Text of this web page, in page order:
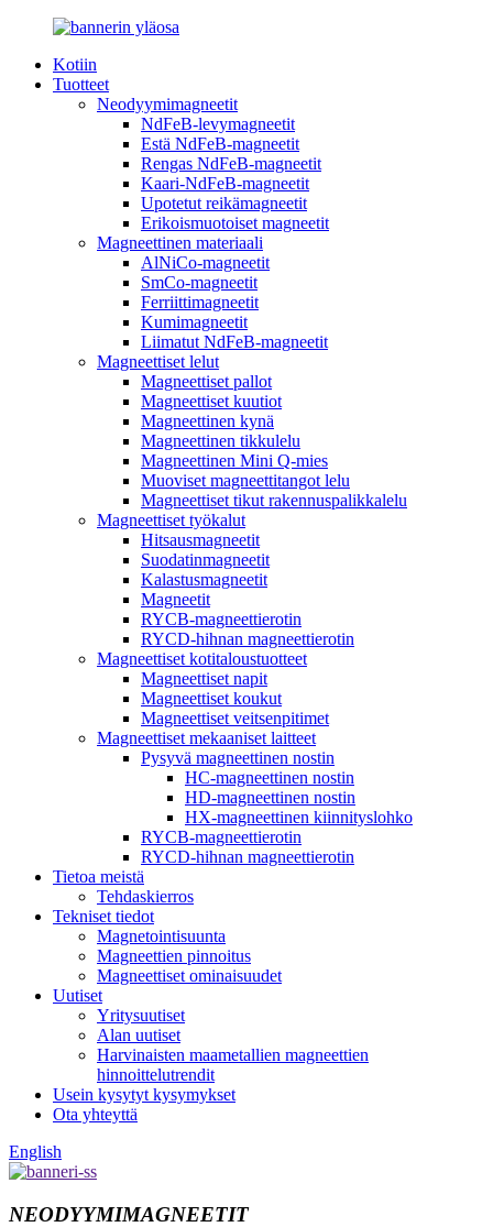
Kotiin
Tuotteet
Neodyymimagneetit
NdFeB-levymagneetit
Estä NdFeB-magneetit
Rengas NdFeB-magneetit
Kaari-NdFeB-magneetit
Upotetut reikämagneetit
Erikoismuotoiset magneetit
Magneettinen materiaali
AlNiCo-magneetit
SmCo-magneetit
Ferriittimagneetit
Kumimagneetit
Liimatut NdFeB-magneetit
Magneettiset lelut
Magneettiset pallot
Magneettiset kuutiot
Magneettinen kynä
Magneettinen tikkulelu
Magneettinen Mini Q-mies
Muoviset magneettitangot lelu
Magneettiset tikut rakennuspalikkalelu
Magneettiset työkalut
Hitsausmagneetit
Suodatinmagneetit
Kalastusmagneetit
Magneetit
RYCB-magneettierotin
RYCD-hihnan magneettierotin
Magneettiset kotitaloustuotteet
Magneettiset napit
Magneettiset koukut
Magneettiset veitsenpitimet
Magneettiset mekaaniset laitteet
Pysyvä magneettinen nostin
HC-magneettinen nostin
HD-magneettinen nostin
HX-magneettinen kiinnityslohko
RYCB-magneettierotin
RYCD-hihnan magneettierotin
Tietoa meistä
Tehdaskierros
Tekniset tiedot
Magnetointisuunta
Magneettien pinnoitus
Magneettiset ominaisuudet
Uutiset
Yritysuutiset
Alan uutiset
Harvinaisten maametallien magneettien
hinnoittelutrendit
Usein kysytyt kysymykset
Ota yhteyttä
English
NEODYYMIMAGNEETIT